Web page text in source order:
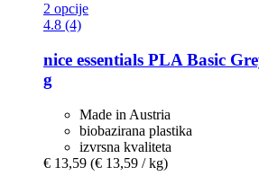
2 opcije
4.8 (4)
nice essentials PLA Basic
g
Made in Austria
biobazirana plastika
izvrsna kvaliteta
€ 13,59 (€ 13,59 / kg)